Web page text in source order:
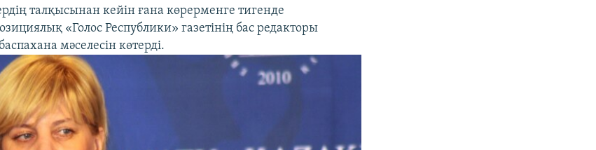
талқысынан кейін ғана көрерменге тигенде
«Голос Республики» газетінің бас редакторы
мәселесін көтерді.